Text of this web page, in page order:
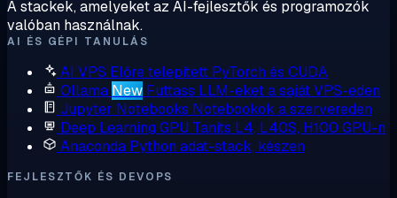
A stackek, amelyeket az AI-fejlesztők és programozók
valóban használnak.
AI ÉS GÉPI TANULÁS
AI VPS Előre telepített PyTorch és CUDA
Ollama New Futtass LLM-eket a saját VPS-eden
Jupyter Notebooks Notebookok a szervereden
Deep Learning GPU Taníts L4, L40S, H100 GPU-n
Anaconda Python adat-stack, készen
FEJLESZTŐK ÉS DEVOPS